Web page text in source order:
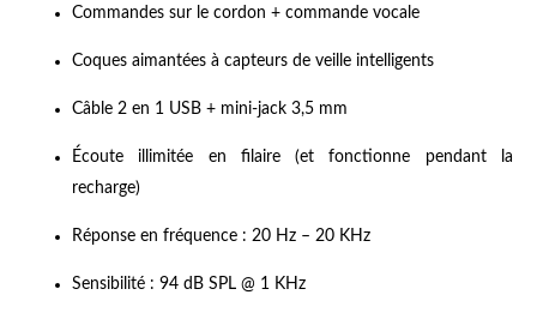
Commandes sur le cordon + commande vocale
Coques aimantées à capteurs de veille intelligents
Câble 2 en 1 USB + mini-jack 3,5 mm
Écoute illimitée en filaire (et fonctionne pendant la
recharge)
Réponse en fréquence : 20 Hz – 20 KHz
Sensibilité : 94 dB SPL @ 1 KHz